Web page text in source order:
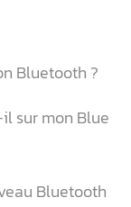
Bluetooth ?
sur mon Blue
Bluetooth